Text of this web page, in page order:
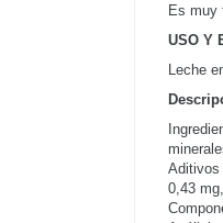
Es muy
USO Y
Leche
Aditivos
0,43